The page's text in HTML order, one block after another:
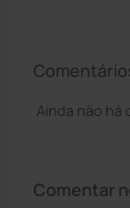
Ainda não há
Comentar